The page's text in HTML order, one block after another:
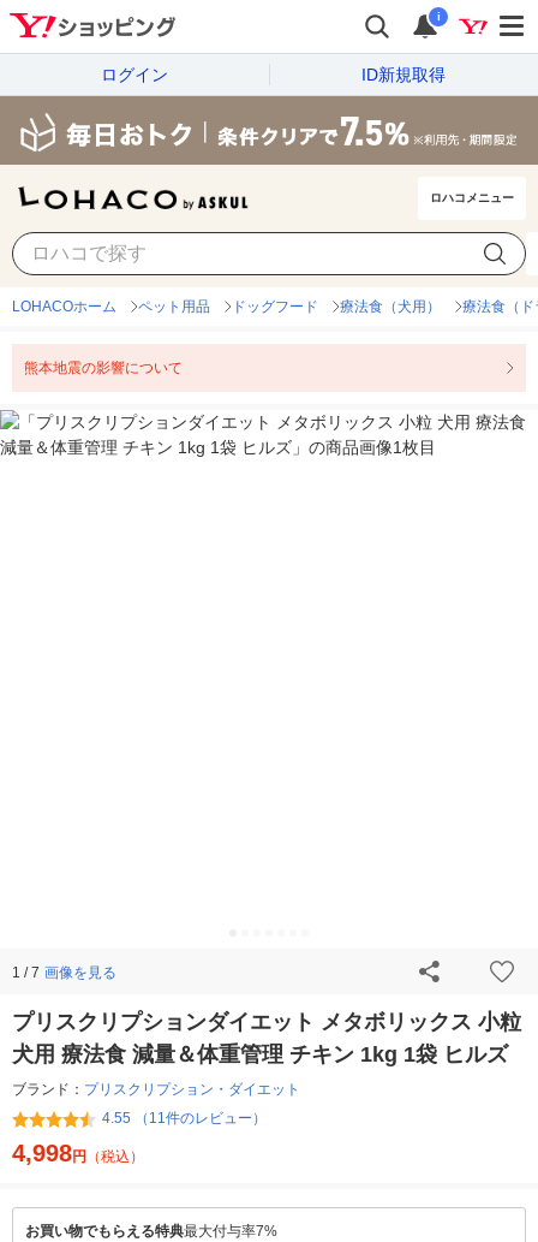
i
ログイン ID新規取得
ロハコメニュー
LOHACOホーム ペット用品 ドッグフード 療法食（犬用） 療法食（
熊本地震の影響について
1 / 7 画像を見る
プリスクリプションダイエット メタボリックス 小粒
犬用 療法食 減量＆体重管理 チキン 1kg 1袋 ヒルズ
ブランド： プリスクリプション・ダイエット
4.55 （11件のレビュー）
4,998円 （税込）
お買い物でもらえる特典最大付与率7%